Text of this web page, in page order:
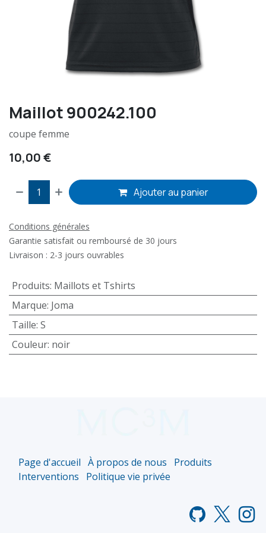
Maillot 900242.100
coupe femme
10,00€
Ajouter au panier
Conditions générales
Garantie satisfait ou remboursé de 30 jours
Livraison : 2-3 jours ouvrables
Produits: Maillots et Tshirts
Marque: Joma
Taille: S
Couleur: noir
Page d'accueil À propos de nous
Produits
Interventions
Politique vie privée